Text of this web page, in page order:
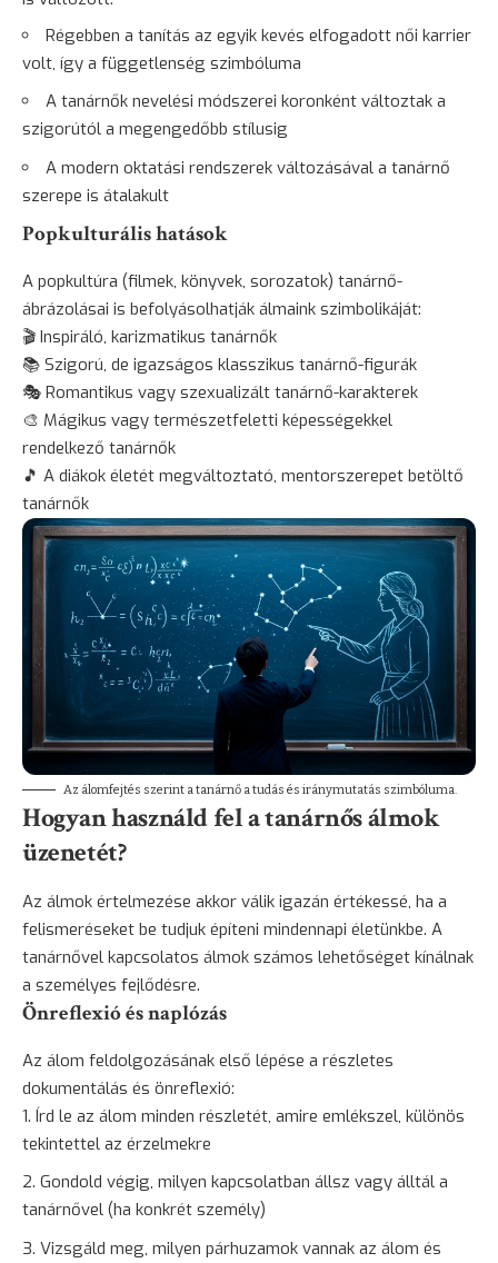
Régebben a tanítás az egyik kevés elfogadott női karrier
volt, így a függetlenség szimbóluma
A tanárnők nevelési módszerei koronként változtak a
szigorútól a megengedőbb stílusig
A modern oktatási rendszerek változásával a tanárnő
szerepe is átalakult
Popkulturális hatások
A popkultúra (filmek, könyvek, sorozatok) tanárnő-
ábrázolásai is befolyásolhatják álmaink szimbolikáját:
🎬 Inspiráló, karizmatikus tanárnők
📚 Szigorú, de igazságos klasszikus tanárnő-figurák
🎭 Romantikus vagy szexualizált tanárnő-karakterek
🎨 Mágikus vagy természetfeletti képességekkel
rendelkező tanárnők
🎵 A diákok életét megváltoztató, mentorszerepet betöltő
tanárnők
Az álomfejtés szerint a tanárnő a tudás és iránymutatás szimbóluma.
Hogyan használd fel a tanárnős álmok
üzenetét?
Az álmok értelmezése akkor válik igazán értékessé, ha a
felismeréseket be tudjuk építeni mindennapi életünkbe. A
tanárnővel kapcsolatos álmok számos lehetőséget kínálnak
a személyes fejlődésre.
Önreflexió és naplózás
Az álom feldolgozásának első lépése a részletes
dokumentálás és önreflexió:
Írd le az álom minden részletét, amire emlékszel, különös
tekintettel az érzelmekre
Gondold végig, milyen kapcsolatban állsz vagy álltál a
tanárnővel (ha konkrét személy)
Vizsgáld meg, milyen párhuzamok vannak az álom és